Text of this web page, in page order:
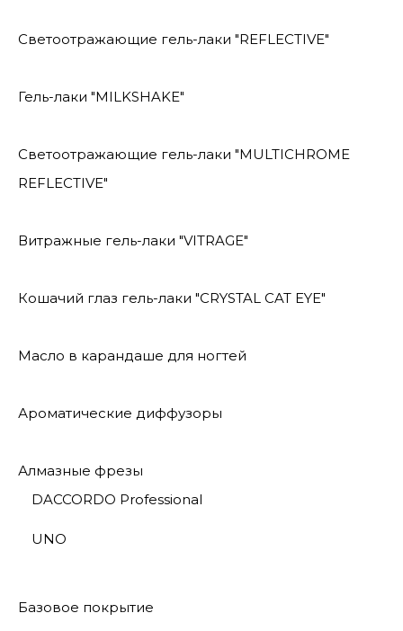
Светоотражающие гель-лаки "REFLECTIVE"
Гель-лаки "MILKSHAKE"
Светоотражающие гель-лаки "MULTICHROME
REFLECTIVE"
Витражные гель-лаки "VITRAGE"
Кошачий глаз гель-лаки "CRYSTAL CAT EYE"
Масло в карандаше для ногтей
Ароматические диффузоры
Алмазные фрезы
DACCORDO Professional
UNO
Базовое покрытие